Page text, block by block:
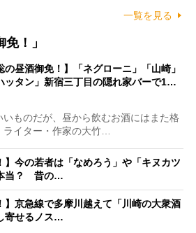
一覧を見る
！」
の昼酒御免！】「ネグローニ」「山崎」
ッタン」新宿三丁目の隠れ家バーで1…
ものだが、昼から飲むお酒にはまた格
イター・作家の大竹…
】今の若者は「なめろう」や「キヌカツ
当？ 昔の…
】京急線で多摩川越えて「川崎の大衆酒
寄せるノス…